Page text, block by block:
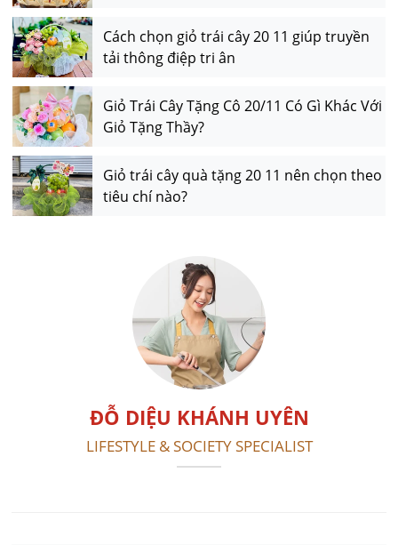
Cách chọn giỏ trái cây 20 11 giúp truyền
tải thông điệp tri ân
Giỏ Trái Cây Tặng Cô 20/11 Có Gì Khác Với
Giỏ Tặng Thầy?
Giỏ trái cây quà tặng 20 11 nên chọn theo
tiêu chí nào?
ĐỖ DIỆU KHÁNH UYÊN
LIFESTYLE & SOCIETY SPECIALIST